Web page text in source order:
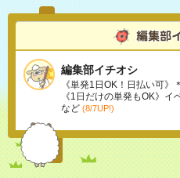
編集部イチオシ
《単発1日OK！日払い可》
《1日だけの単発もOK》
など (8/7UP!)